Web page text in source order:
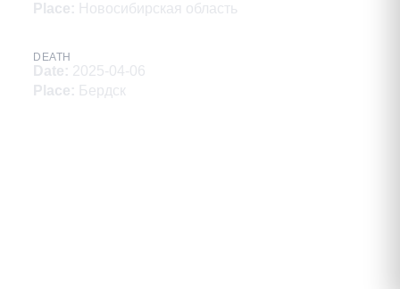
Place: Новосибирская область
DEATH
Date: 2025-04-06
Place: Бердск